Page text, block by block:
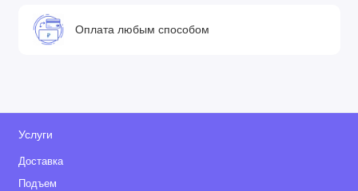
Оплата любым способом
Услуги
Доставка
Подъем